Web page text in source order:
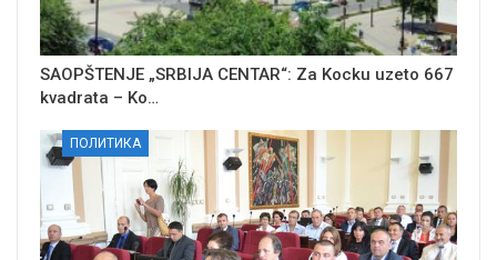
SAOPŠTENJE „SRBIJA CENTAR“: Za Kocku uzeto 667
kvadrata – Ko…
ПОЛИТИКА